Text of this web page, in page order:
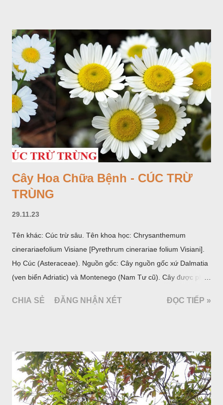
Cây Hoa Chữa Bệnh - CÚC TRỪ
TRÙNG
29.11.23
Tên khác: Cúc trừ sâu. Tên khoa học: Chrysanthemum
cinerariaefolium Visiane [Pyrethrum cinerariae folium Visiani].
Họ Cúc (Asteraceae). Nguồn gốc: Cây nguồn gốc xứ Dalmatia
(ven biển Adriatic) và Montenego (Nam Tư cũ). Cây được phân
trồng để khai thác: Pháp, Nga, Đức, Nam Tư (cũ), sau lan
Tam Đảo (Vĩnh Phúc), đã thu được kết quả ban đầu (những
năm 1560- 70); thường trồng đến năm thứ hai, thứ ba mới hái
hoa; trồng một lần thu hoạch 10 - 20 năm.
CHIA SẺ ĐĂNG NHẬN XÉT ĐỌC TIẾP »